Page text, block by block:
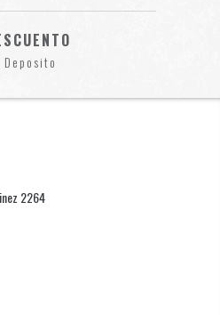
2264